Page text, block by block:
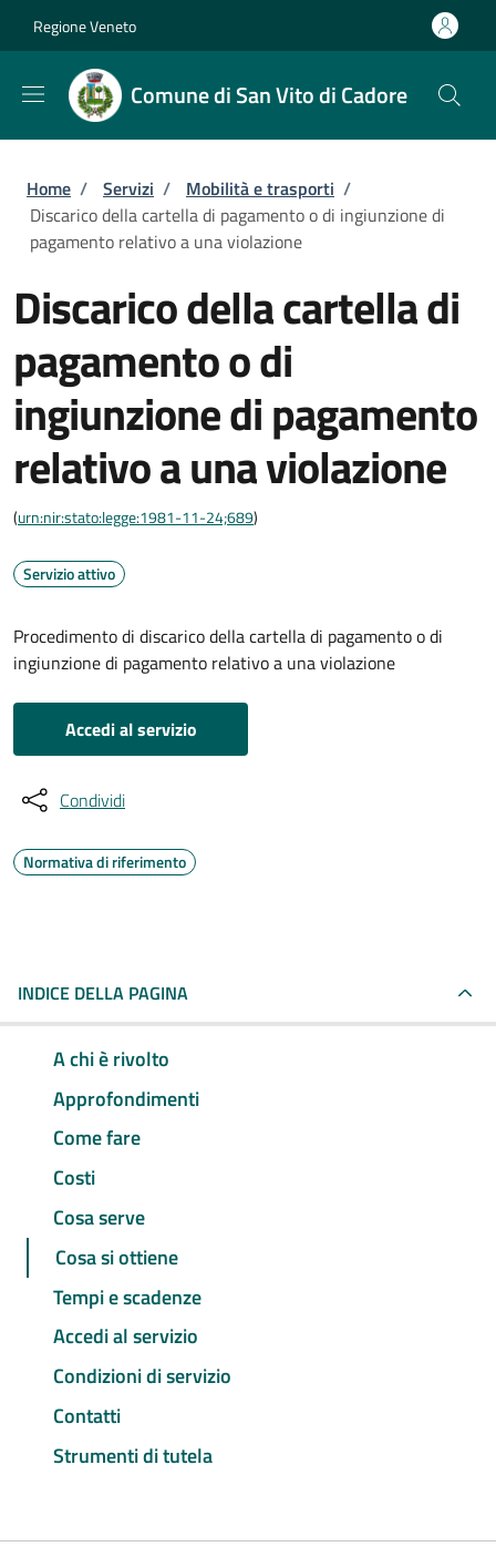
Regione Veneto
Comune di San Vito di Cadore
Briciole di pane
Home / Servizi / Mobilità e trasporti /
Discarico della cartella di pagamento o di ingiunzione di
pagamento relativo a una violazione
Discarico della cartella di
pagamento o di
ingiunzione di pagamento
relativo a una violazione
(urn:nir:stato:legge:1981-11-24;689)
Servizio attivo
Procedimento di discarico della cartella di pagamento o di
ingiunzione di pagamento relativo a una violazione
Accedi al servizio
Condividi
Normativa di riferimento
INDICE DELLA PAGINA
A chi è rivolto
Approfondimenti
Come fare
Costi
Cosa serve
Cosa si ottiene
Tempi e scadenze
Accedi al servizio
Condizioni di servizio
Contatti
Strumenti di tutela